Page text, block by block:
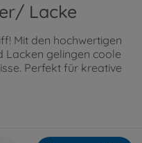
Lacke
Mit den hochwertigen
Lacken gelingen coole
Perfekt für kreative